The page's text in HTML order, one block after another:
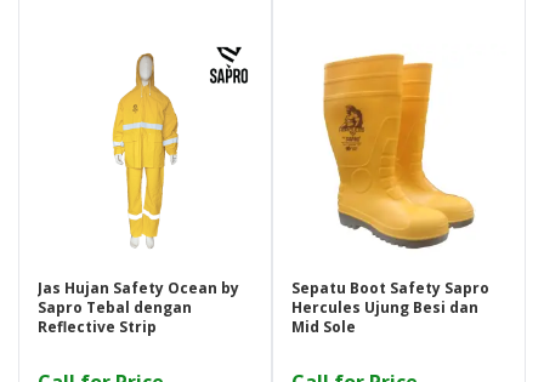
Jas Hujan Safety Ocean by
Sapro Tebal dengan
Reflective Strip
Sepatu Boot Safety Sapro
Hercules Ujung Besi dan
Mid Sole